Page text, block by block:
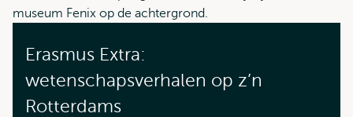
Erasmus Extra:
wetenschapsverhalen op z’n
Rotterdams